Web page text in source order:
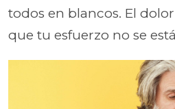
todos en blancos. El
que tu esfuerzo no se